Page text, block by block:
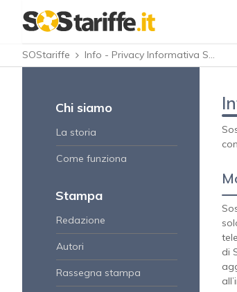
SOStariffe Info - Privacy Informativa Servizio
Chi siamo
La storia
Come funziona
Stampa
Redazione
Autori
Rassegna stampa
di